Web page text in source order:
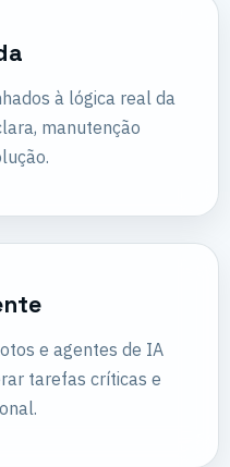
à lógica real da
manutenção
e agentes de IA
tarefas críticas e